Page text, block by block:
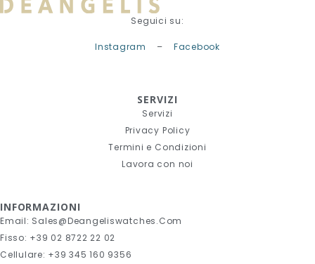
Seguici su:
Instagram – Facebook
SERVIZI
Servizi
Privacy Policy
Termini e Condizioni
Lavora con noi
INFORMAZIONI
Email: Sales@deangeliswatches.com
Fisso: +39 02 8722 22 02
Cellulare: +39 345 160 9356